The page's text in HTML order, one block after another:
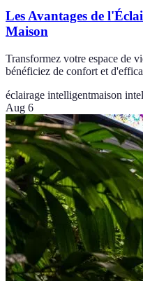
Les Avantages de
Maison
Transformez votre espace de
bénéficiez de confort et
éclairage intelligentmaison
Aug 6